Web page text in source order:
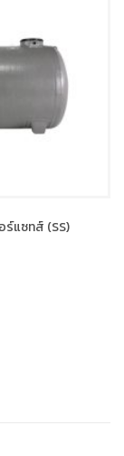
ร์แซทส์ (SS)